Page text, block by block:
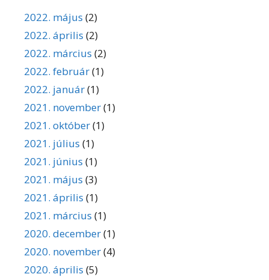
2022. május (2)
2022. április (2)
2022. március (2)
2022. február(1)
2022. január(1)
2021. november(1)
2021. október(1)
2021. július (1)
2021. június (1)
2021. május (3)
2021. április (1)
2021. március (1)
2020. december(1)
2020. november(4)
2020. április (5)